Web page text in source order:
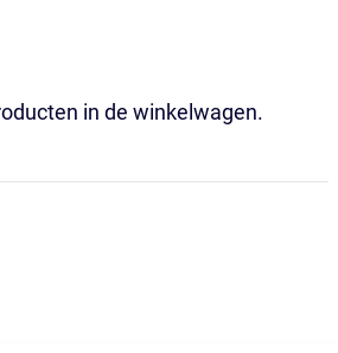
in de winkelwagen.